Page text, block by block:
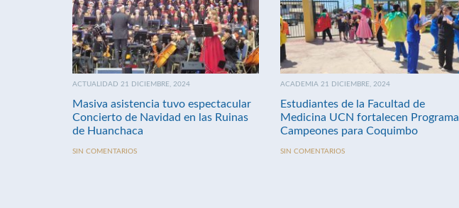
ACTUALIDAD 21 DICIEMBRE, 2024
Masiva asistencia tuvo espectacular
Concierto de Navidad en las Ruinas
de Huanchaca
SIN COMENTARIOS
ACADEMIA 21 DICIEMBRE, 2024
Estudiantes de la Facultad de
Medicina UCN fortalecen Programa
Campeones para Coquimbo
SIN COMENTARIOS